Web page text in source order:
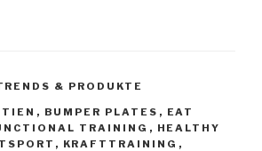
& PRODUKTE
, BUMPER PLATES , EAT
TRAINING , HEALTHY
, KRAFTTRAINING ,